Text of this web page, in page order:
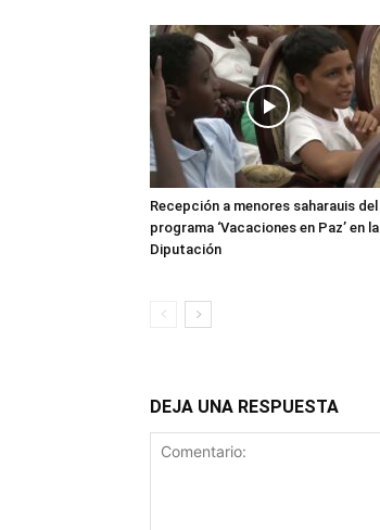
Recepción a menores saharauis del
programa ‘Vacaciones en Paz’ en la
Diputación
DEJA UNA RESPUESTA